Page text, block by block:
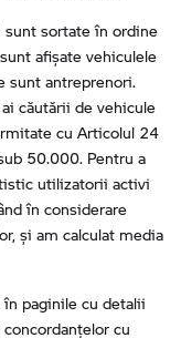
sunt sortate în ordine
afișate vehiculele
sunt antreprenori.
căutării de vehicule
cu Articolul 24
50.000. Pentru a
utilizatorii activi
în considerare
și am calculat media
paginile cu detalii
cu